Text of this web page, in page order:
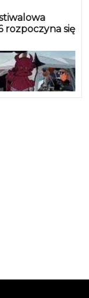
rozpoczyna się